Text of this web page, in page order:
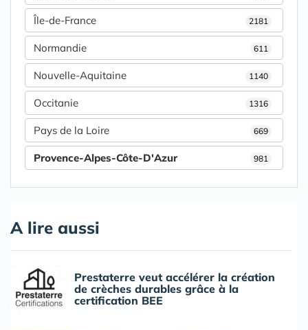
Île-de-France 2181
Normandie 611
Nouvelle-Aquitaine 1140
Occitanie 1316
Pays de la Loire 669
Provence-Alpes-Côte-D'Azur 981
A lire aussi
Prestaterre veut accélérer la création
de crèches durables grâce à la
certification BEE